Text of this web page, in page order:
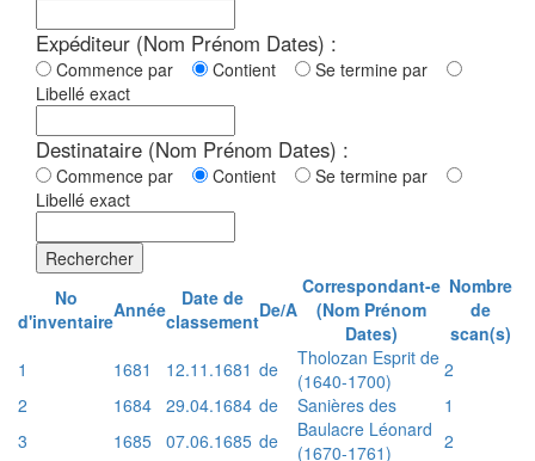
Expéditeur (Nom Prénom Dates) :
Commence par Contient
Se termine par
Libellé exact
Destinataire (Nom Prénom Dates) :
Commence par Contient
Se termine par
Libellé exact
Rechercher
No
d'inventaireAnnée
Date de
classementDe/A
Correspondant-e
(Nom Prénom
Dates)
Nombre
de
scan(s)
1
1681 12.11.1681 de
Tholozan Esprit de
(1640-1700)
2
2
1684 29.04.1684 de Sanières des
1
3
1685 07.06.1685 de
Baulacre Léonard
(1670-1761)
2